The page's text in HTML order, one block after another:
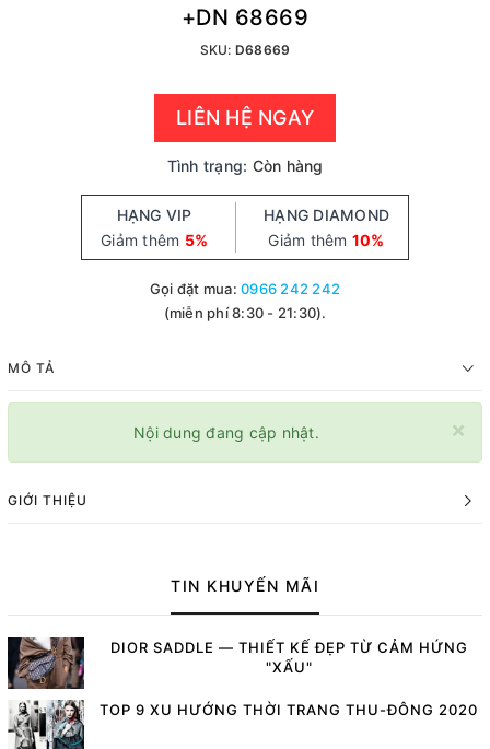
+DN 68669
SKU: D68669
LIÊN HỆ NGAY
Tình trạng: Còn hàng
HẠNG VIP
Giảm thêm 5%
HẠNG DIAMOND
Giảm thêm 10%
Gọi đặt mua:0966 242 242
(miễn phí 8:30 - 21:30).
MÔ TẢ
×
Nội dung đang cập nhật.
GIỚI THIỆU
TIN KHUYẾN MÃI
DIOR SADDLE — THIẾT KẾ ĐẸP TỪ CẢM HỨNG
"XẤU"
TOP 9 XU HƯỚNG THỜI TRANG THU-ĐÔNG 2020